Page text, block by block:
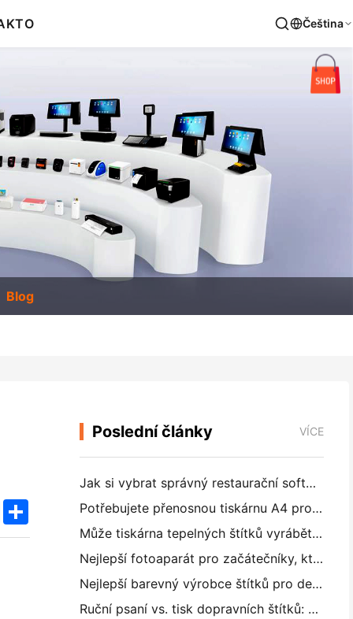
O Čeština
Blog
TwitterShare
Poslední články VÍCE
Jak si vybrat správný restaurační software pro vaši malou nebo střední restauraci
Potřebujete přenosnou tiskárnu A4 pro skladové faktury? Co vlastně funguje
Může tiskárna tepelných štítků vyrábět vodotěsné štítky pro malé podniky?
Nejlepší fotoaparát pro začátečníky, kteří nechtějí plýtvat papírem
Nejlepší barevný výrobce štítků pro deníkování a scrapbooking: Přidat více barev na každou stránku
Ruční psaní vs. tisk dopravních štítků: Tipy pro malé podniky v roce 2026